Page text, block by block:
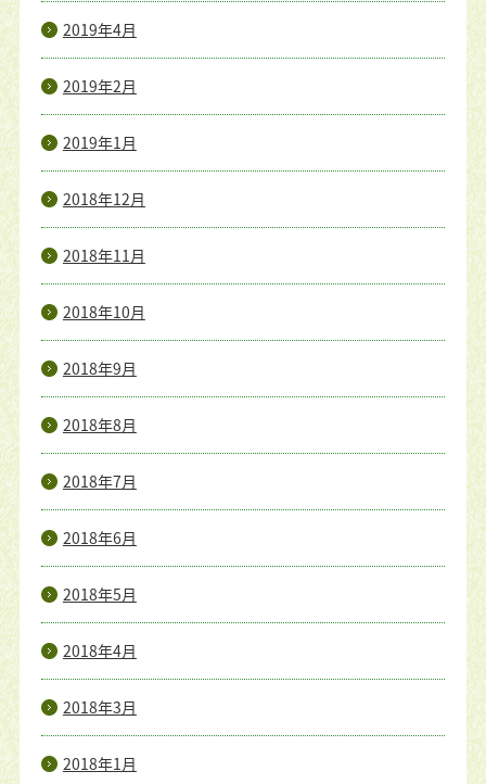
2019年4月
2019年2月
2019年1月
2018年12月
2018年11月
2018年10月
2018年9月
2018年8月
2018年7月
2018年6月
2018年5月
2018年4月
2018年3月
2018年1月